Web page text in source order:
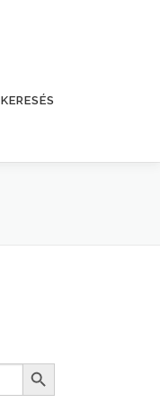
KERESÉS
Search Button